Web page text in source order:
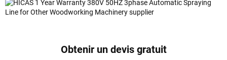
Obtenir un devis gratuit